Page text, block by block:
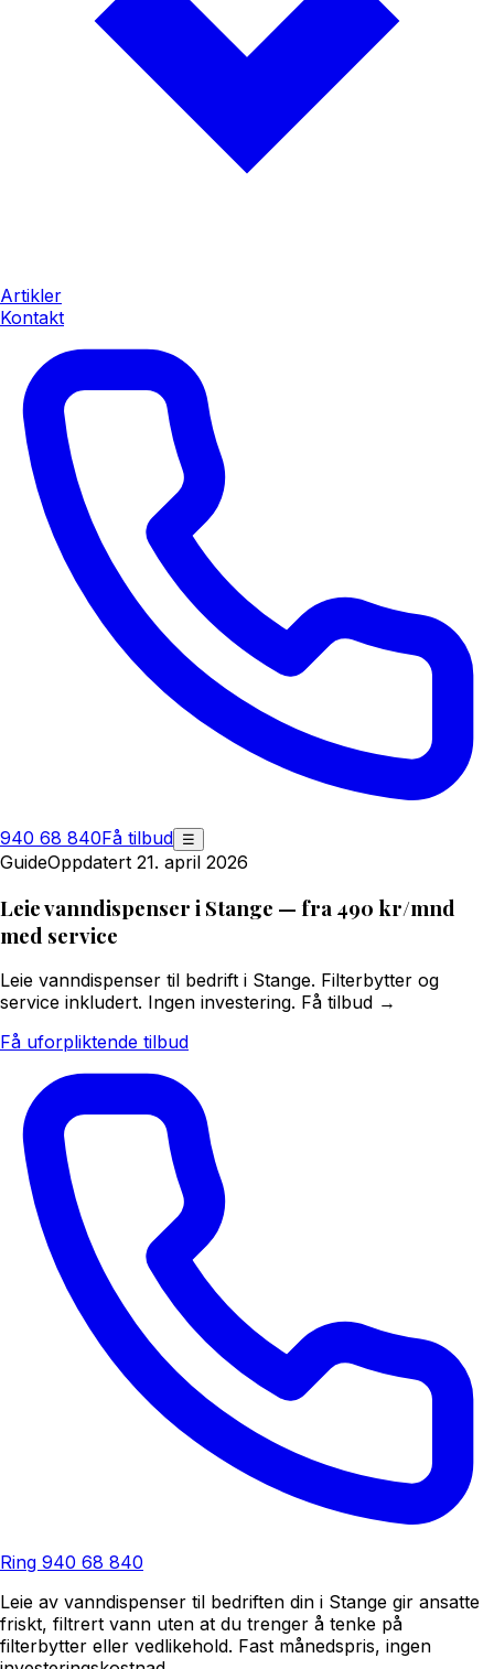
Artikler
Kontakt
940 68 840Få tilbud ☰
GuideOppdatert 21. april 2026
Leie vanndispenser i Stange — fra 490 kr/mnd
med service
Leie vanndispenser til bedrift i Stange. Filterbytter og
service inkludert. Ingen investering. Få tilbud →
Få uforpliktende tilbud
Ring 940 68 840
Leie av vanndispenser til bedriften din i Stange gir ansatte
friskt, filtrert vann uten at du trenger å tenke på
filterbytter eller vedlikehold. Fast månedspris, ingen